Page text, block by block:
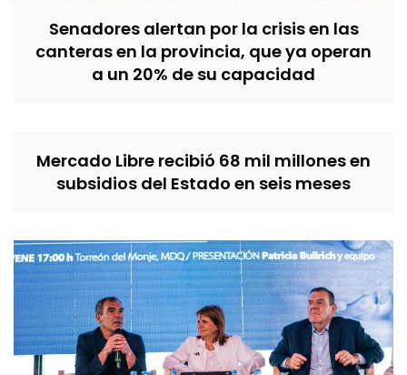
Senadores alertan por la crisis en las
canteras en la provincia, que ya operan
a un 20% de su capacidad
Mercado Libre recibió 68 mil millones en
subsidios del Estado en seis meses